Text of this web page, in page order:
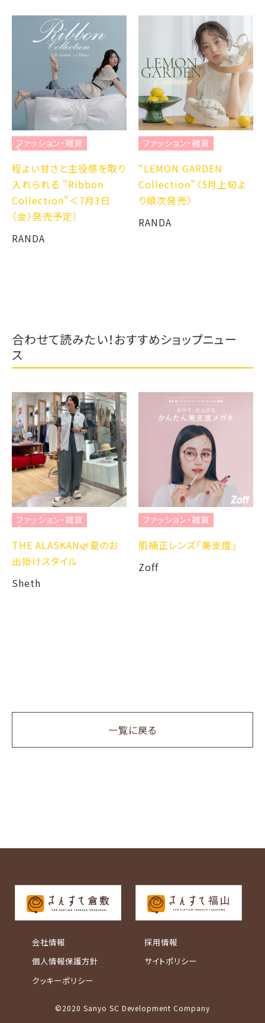
ファッション・雑貨
程よい甘さと主役感を取り
入れられる "Ribbon
Collection”＜7月3日
（金）発売予定）
RANDA
ファッション・雑貨
“LEMON GARDEN
Collection”〈5月上旬よ
り順次発売〉
RANDA
合わせて読みたい！おすすめショップニュー
ス
ファッション・雑貨
THE ALASKAN🌿夏のお
出掛けスタイル
Sheth
ファッション・雑貨
肌補正レンズ「美支度」
Zoff
一覧に戻る
会社情報
個人情報保護方針
クッキーポリシー
採用情報
サイトポリシー
©2020 Sanyo SC Development Company